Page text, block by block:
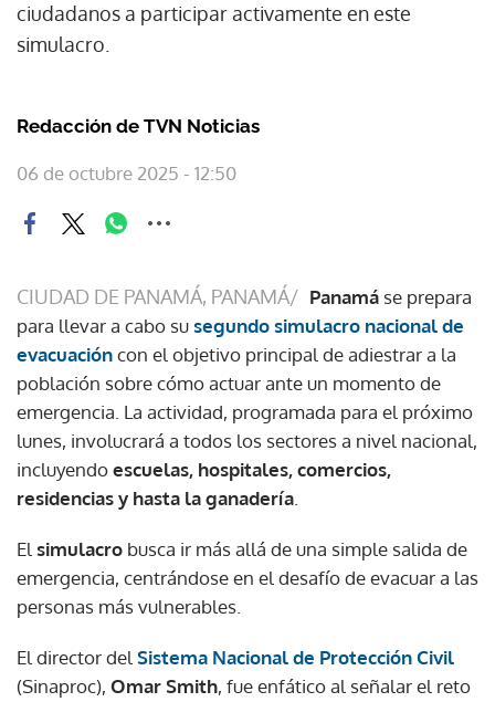
ciudadanos a participar activamente en este
simulacro.
Redacción de TVN Noticias
06 de octubre 2025 - 12:50
CIUDAD DE PANAMÁ, PANAMÁ/ Panamá se prepara
para llevar a cabo susegundo simulacro nacional de
evacuacióncon el objetivo principal de adiestrar a la
población sobre cómo actuar ante un momento de
emergencia. La actividad, programada para el próximo
lunes, involucrará a todos los sectores a nivel nacional,
incluyendoescuelas, hospitales, comercios,
residencias y hasta la ganadería
El simulacro busca ir más allá de una simple salida de
emergencia, centrándose en el desafío de evacuar a las
personas más vulnerables.
El director del Sistema Nacional de Protección Civil
(Sinaproc), Omar Smith, fue enfático al señalar el reto